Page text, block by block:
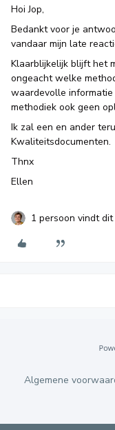
Hoi Jop,
Bedankt voor je
vandaar mijn late
Klaarblijkelijk blijft het
ongeacht welke
waardevolle
methodiek ook geen
Ik zal een en ander
Kwaliteitsdocumenten.
Thnx
Ellen
1 persoon vindt
Algemene